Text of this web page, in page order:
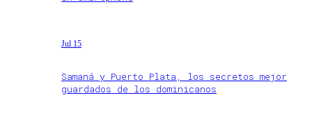
Jul 15
Samaná y Puerto Plata, los secretos mejor
guardados de los dominicanos